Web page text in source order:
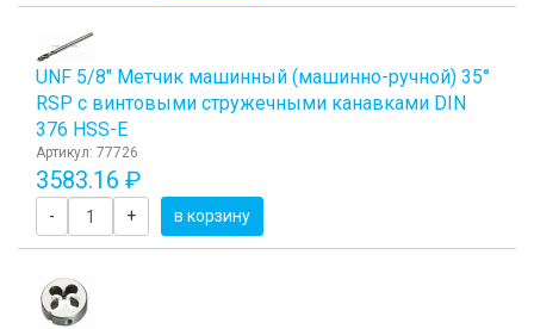
UNF 5/8" Метчик машинный (машинно-ручной) 35°
RSP с винтовыми стружечными канавками DIN
376 HSS-E
Артикул: 77726
3583.16 ₽
- + в корзину